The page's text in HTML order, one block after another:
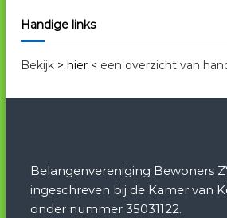
Handige links
Bekijk > hier < een overzicht van
Belangenvereniging Bewoners
ingeschreven bij de Kamer van
onder nummer 35031122.